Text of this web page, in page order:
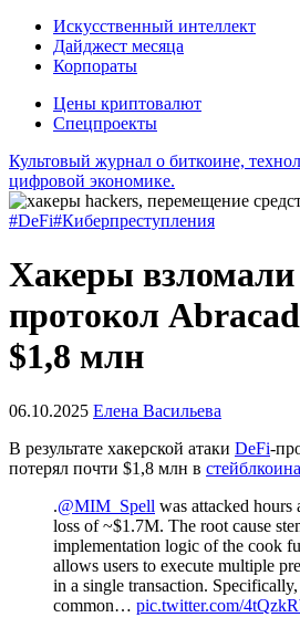
Искусственный интеллект
Дайджест месяца
Корпораты
Цены криптовалют
Спецпроекты
Культовый журнал о биткоине,
цифровой экономике.
#DeFi#Киберпреступления
Хакеры
протокол
$1,8 млн
06.10.2025 Елена Васильева
В результате хакерской атаки DeFi-
потерял почти $1,8 млн в
.@MIM_Spell was attacked hours
loss of ~$1.7M. The root cause
implementation logic of the cook
allows users to execute multiple
in a single transaction. Specifically,
common… pic.twitter.com/